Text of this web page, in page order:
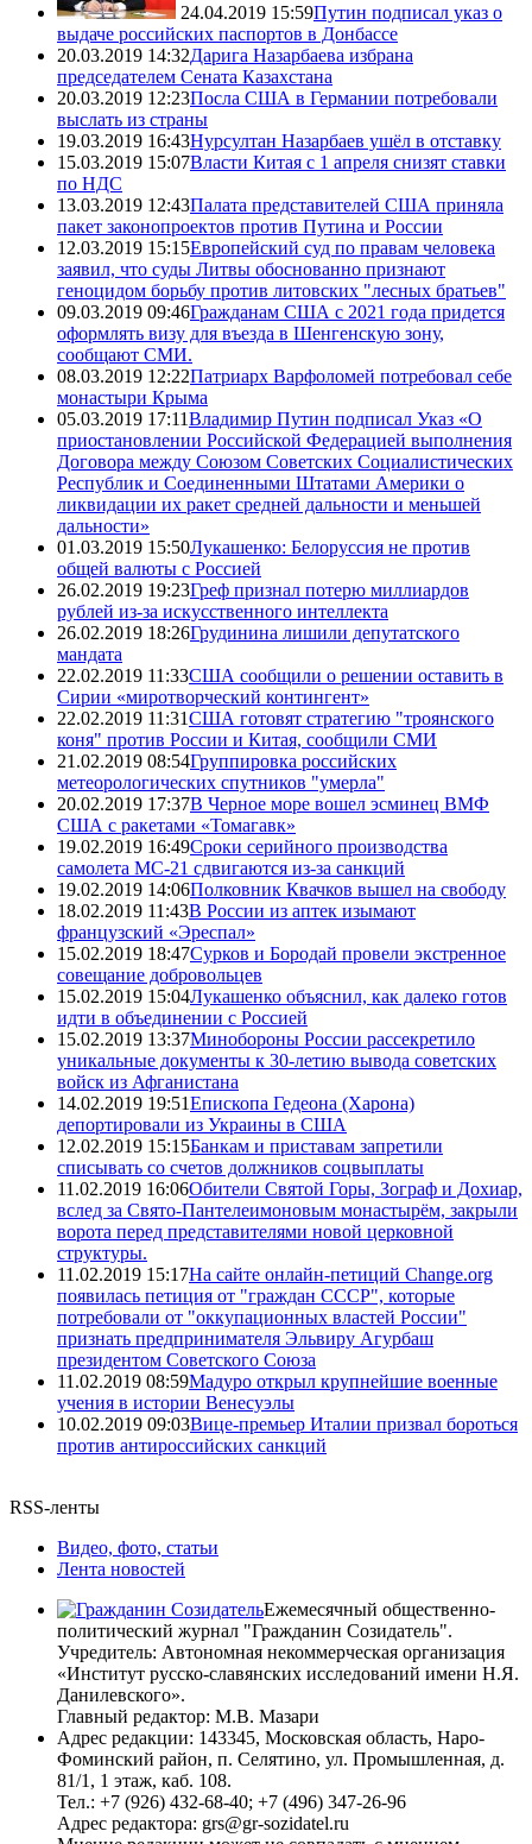
24.04.2019 15:59Путин подписал указ о
выдаче российских паспортов в Донбассе
20.03.2019 14:32Дарига Назарбаева избрана
председателем Сената Казахстана
20.03.2019 12:23Посла США в Германии потребовали
выслать из страны
19.03.2019 16:43Нурсултан Назарбаев ушёл в отставку
15.03.2019 15:07Власти Китая с 1 апреля снизят ставки
по НДС
13.03.2019 12:43Палата представителей США приняла
пакет законопроектов против Путина и России
12.03.2019 15:15Европейский суд по правам человека
заявил, что суды Литвы обоснованно признают
геноцидом борьбу против литовских "лесных братьев"
09.03.2019 09:46Гражданам США с 2021 года придется
оформлять визу для въезда в Шенгенскую зону,
сообщают СМИ.
08.03.2019 12:22Патриарх Варфоломей потребовал себе
монастыри Крыма
05.03.2019 17:11Владимир Путин подписал Указ «О
приостановлении Российской Федерацией выполнения
Договора между Союзом Советских Социалистических
Республик и Соединенными Штатами Америки о
ликвидации их ракет средней дальности и меньшей
дальности»
01.03.2019 15:50Лукашенко: Белоруссия не против
общей валюты с Россией
26.02.2019 19:23Греф признал потерю миллиардов
рублей из-за искусственного интеллекта
26.02.2019 18:26Грудинина лишили депутатского
мандата
22.02.2019 11:33США сообщили о решении оставить в
Сирии «миротворческий контингент»
22.02.2019 11:31США готовят стратегию "троянского
коня" против России и Китая, сообщили СМИ
21.02.2019 08:54Группировка российских
метеорологических спутников "умерла"
20.02.2019 17:37В Черное море вошел эсминец ВМФ
США с ракетами «Томагавк»
19.02.2019 16:49Сроки серийного производства
самолета МС-21 сдвигаются из-за санкций
19.02.2019 14:06Полковник Квачков вышел на свободу
18.02.2019 11:43В России из аптек изымают
французский «Эреспал»
15.02.2019 18:47Сурков и Бородай провели экстренное
совещание добровольцев
15.02.2019 15:04Лукашенко объяснил, как далеко готов
идти в объединении с Россией
15.02.2019 13:37Минобороны России рассекретило
уникальные документы к 30-летию вывода советских
войск из Афганистана
14.02.2019 19:51Епископа Гедеона (Харона)
депортировали из Украины в США
12.02.2019 15:15Банкам и приставам запретили
списывать со счетов должников соцвыплаты
11.02.2019 16:06Обители Святой Горы, Зограф и Дохиар,
вслед за Свято-Пантелеимоновым монастырём, закрыли
ворота перед представителями новой церковной
структуры.
11.02.2019 15:17На сайте онлайн-петиций Change.org
появилась петиция от "граждан СССР", которые
потребовали от "оккупационных властей России"
признать предпринимателя Эльвиру Агурбаш
президентом Советского Союза
11.02.2019 08:59Мадуро открыл крупнейшие военные
учения в истории Венесуэлы
10.02.2019 09:03Вице-премьер Италии призвал бороться
против антироссийских санкций
RSS-ленты
Видео, фото, статьи
Лента новостей
Ежемесячный общественно-
политический журнал "Гражданин Созидатель".
Учредитель: Автономная некоммерческая организация
«Институт русско-славянских исследований имени Н.Я.
Данилевского».
Главный редактор: М.В. Мазари
Адрес редакции: 143345, Московская область, Наро-
Фоминский район, п. Селятино, ул. Промышленная, д.
81/1, 1 этаж, каб. 108.
Тел.: +7 (926) 432-68-40; +7 (496) 347-26-96
Адрес редактора: grs@gr-sozidatel.ru